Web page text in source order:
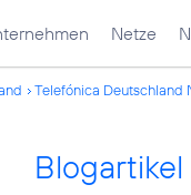
Netze
Telefónica Deutschland